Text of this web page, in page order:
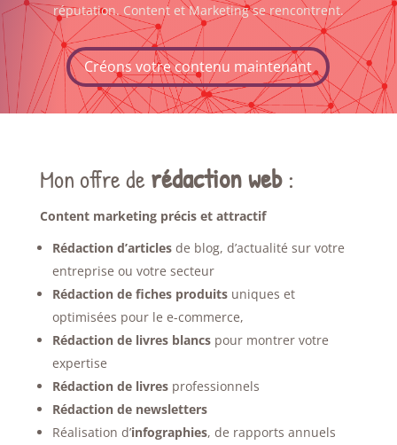
réputation. Content et Marketing se rencontrent.
Créons votre contenu maintenant
Mon offre de rédaction web:
Content marketing précis et attractif
Rédaction d’articlesde blog, d’actualité sur votre
entreprise ou votre secteur
Rédaction de fiches produitsuniques et
optimisées pour le e-commerce,
Rédaction de livres blancspour montrer votre
expertise
Rédaction de livresprofessionnels
Rédaction de newsletters
Réalisation d’infographies, de rapports annuels